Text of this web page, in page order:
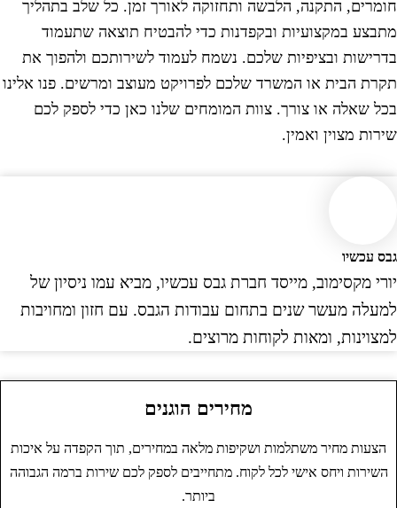
התקנה, הלבשה ותחזוקה לאורך זמן. כל שלב בתהליך
במקצועיות ובקפדנות כדי להבטיח תוצאה שתעמוד
ובציפיות שלכם. נשמח לעמוד לשירותכם ולהפוך את
הבית או המשרד שלכם לפרויקט מעוצב ומרשים. פנו אלינו
שאלה או צורך. צוות המומחים שלנו כאן כדי לספק לכם
מצוין ואמין.
עכשיו
מקסימוב, מייסד חברת גבס עכשיו, מביא עמו ניסיון של
מעשר שנים בתחום עבודות הגבס. עם חזון ומחויבות
ומאות לקוחות מרוצים.
מחירים הוגנים
הצעות מחיר משתלמות ושקיפות מלאה במחירים, תוך הקפדה על איכות
השירות ויחס אישי לכל לקוח. מתחייבים לספק לכם שירות ברמה הגבוהה
ביותר.